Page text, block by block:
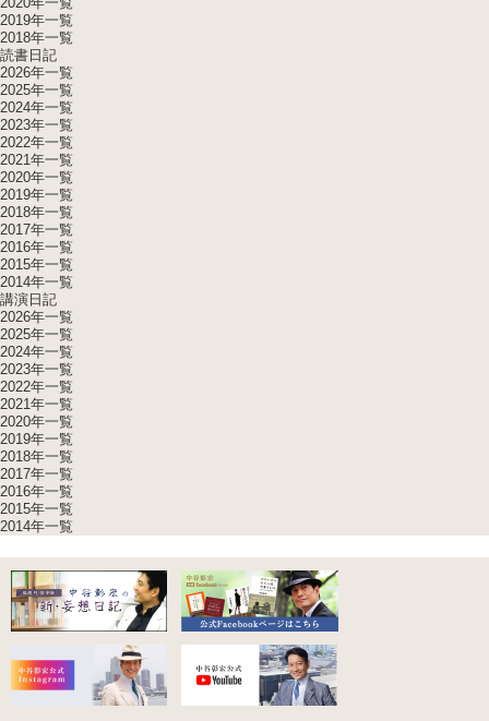
2019年一覧
2018年一覧
読書日記
2026年一覧
2025年一覧
2024年一覧
2023年一覧
2022年一覧
2021年一覧
2020年一覧
2019年一覧
2018年一覧
2017年一覧
2016年一覧
2015年一覧
2014年一覧
講演日記
2026年一覧
2025年一覧
2024年一覧
2023年一覧
2022年一覧
2021年一覧
2020年一覧
2019年一覧
2018年一覧
2017年一覧
2016年一覧
2015年一覧
2014年一覧